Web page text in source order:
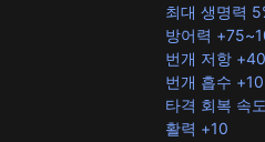
최대 생명력
방어력
번개 저항
번개 흡수
타격 회복 속
활력 +10